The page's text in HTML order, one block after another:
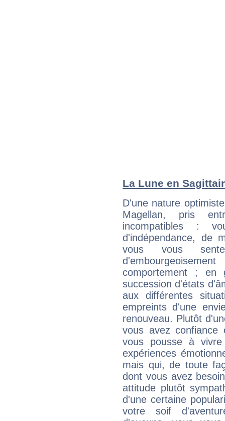
La Lune en
D'une nature
Magellan, pris
incompatibles :
d'indépendance, de
vous vous
comportement ; en
succession d'états
aux différentes
empreints d'une
renouveau. Plutôt
vous avez
vous pousse à
expériences
mais qui, de toute
dont vous avez
attitude plutôt
d'une certaine
votre soif